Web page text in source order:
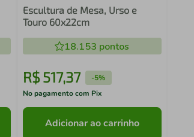
Escultura de Mesa, Urso e
Touro 60x22cm
18.153 pontos
R$ 517,37 -5%
No pagamento com Pix
Adicionar ao carrinho